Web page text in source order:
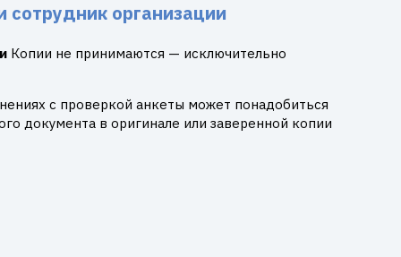
организации
Копии не принимаются — исключительно
с проверкой анкеты может понадобиться
документа в оригинале или заверенной копии